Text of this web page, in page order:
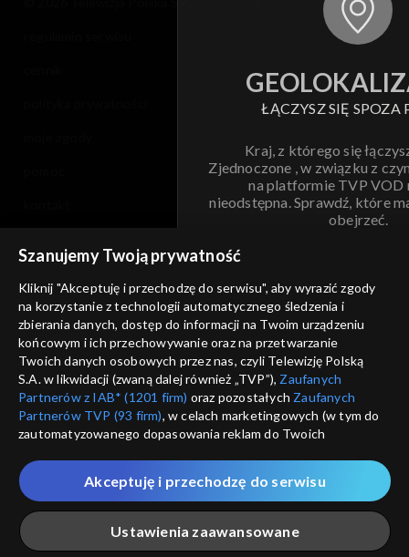
ŁĄCZYSZ SIĘ SPOZA
Kraj, z którego się
Zjednoczone , w związku z
na platformie TVP VOD
nieodstępna. Sprawdź, które
obejrzeć.
ANULUJ
informacje o dostawcy usług
Szanujemy Twoją prywatność
Kliknij "Akceptuję i przechodzę do serwisu", aby wyrazić zgody
na korzystanie z technologii automatycznego śledzenia i
zbierania danych, dostęp do informacji na Twoim urządzeniu
końcowym i ich przechowywanie oraz na przetwarzanie
Twoich danych osobowych przez nas, czyli Telewizję Polską
S.A. w likwidacji (zwaną dalej również „TVP”), Zaufanych
Partnerów z IAB* (1201 firm) oraz pozostałych Zaufanych
Partnerów TVP (93 firm), w celach marketingowych (w tym do
zautomatyzowanego dopasowania reklam do Twoich
które wskazujemy poniżej, a także zgody na udostępnianie
przez nas identyfikatora PPID do Google.
Twoje dane osobowe zbierane podczas odwiedzania przez
Ciebie naszych
poszczególnych serwisówzwanych dalej
„Portalem”, w tym informacje zapisywane za pomocą
Ustawienia zaawansowane
Akceptuję i przechodzę do serwisu